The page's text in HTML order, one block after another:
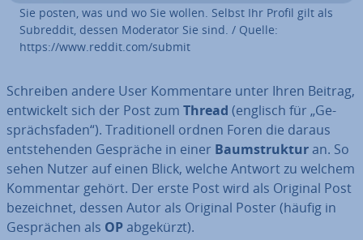
Sie posten, was und wo Sie wollen. Selbst Ihr Profil gilt als
Subreddit, dessen Moderator Sie sind. / Quelle:
https://www.reddit.com/submit
Schreiben andere User Kom­men­ta­re unter Ihren Beitrag,
ent­wi­ckelt sich der Post zum Thread (englisch für „Ge­
sprächs­fa­den“). Tra­di­tio­nell ordnen Foren die daraus
ent­ste­hen­den Gespräche in einer Baum­struk­turan. So
sehen Nutzer auf einen Blick, welche Antwort zu welchem
Kommentar gehört. Der erste Post wird als Original Post
be­zeich­net, dessen Autor als Original Poster (häufig in
Ge­sprä­chen als OPabgekürzt).